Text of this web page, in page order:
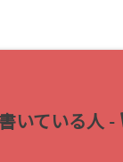
いている人 -